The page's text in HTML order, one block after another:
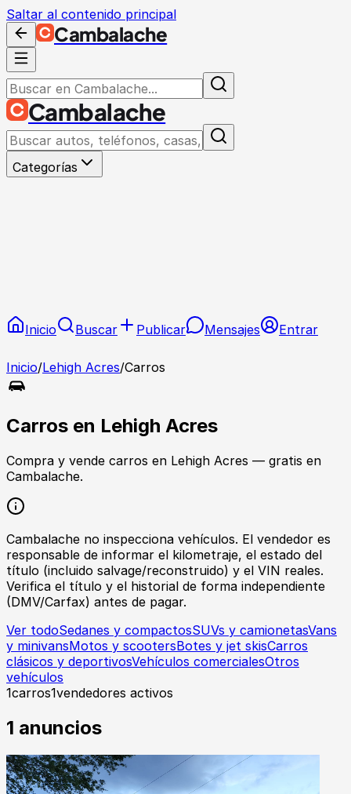
Saltar al contenido principal
Cambalache
Cambalache
Categorías
Inicio Buscar Publicar Mensajes Entrar
Inicio/Lehigh Acres/Carros
Carros en Lehigh Acres
Compra y vende carros en Lehigh Acres — gratis en
Cambalache.
Cambalache no inspecciona vehículos. El vendedor es
responsable de informar el kilometraje, el estado del
título (incluido salvage/reconstruido) y el VIN reales.
Verifica el título y el historial de forma independiente
(DMV/Carfax) antes de pagar.
Ver todoSedanes y compactosSUVs y camionetasVans
y minivansMotos y scootersBotes y jet skisCarros
clásicos y deportivosVehículos comercialesOtros
vehículos
1carros1vendedores activos
1 anuncios